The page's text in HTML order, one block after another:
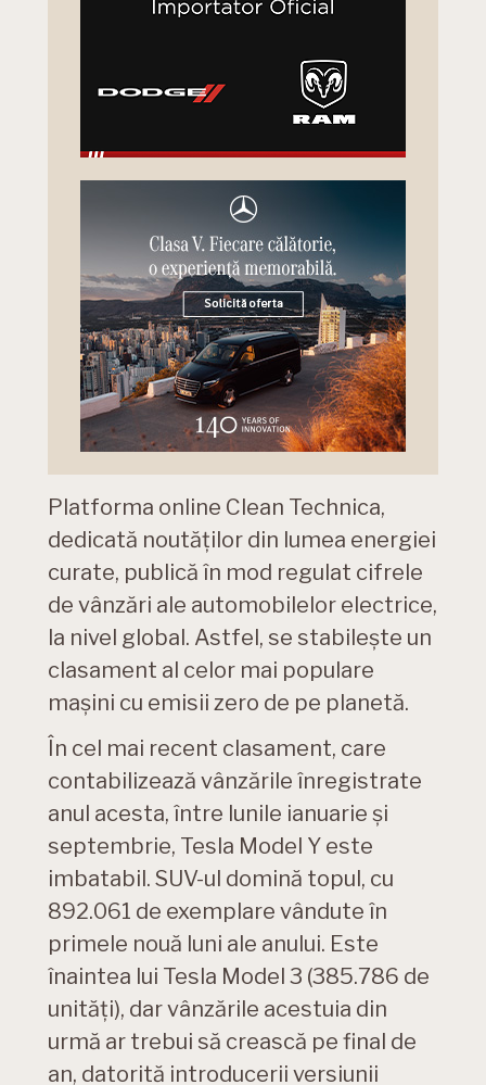
Platforma online Clean Technica,
dedicată noutăților din lumea energiei
curate, publică în mod regulat cifrele
de vânzări ale automobilelor electrice,
la nivel global. Astfel, se stabilește un
clasament al celor mai populare
mașini cu emisii zero de pe planetă.
În cel mai recent clasament, care
contabilizează vânzările înregistrate
anul acesta, între lunile ianuarie și
septembrie, Tesla Model Y este
imbatabil. SUV-ul domină topul, cu
892.061 de exemplare vândute în
primele nouă luni ale anului. Este
înaintea lui Tesla Model 3 (385.786 de
unități), dar vânzările acestuia din
urmă ar trebui să crească pe final de
an, datorită introducerii versiunii